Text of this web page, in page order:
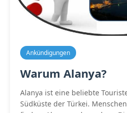
Ankündigungen
Warum Alanya?
Alanya ist eine beliebte
Südküste der Türkei.